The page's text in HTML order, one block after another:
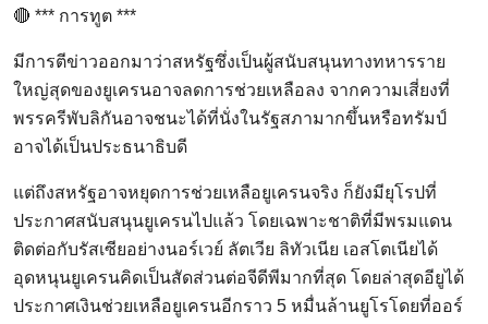
🔴 *** การทูต ***
มีการตีข่าวออกมาว่าสหรัฐซึ่งเป็นผู้สนับสนุนทางทหารราย
ใหญ่สุดของยูเครนอาจลดการช่วยเหลือลง จากความเสี่ยงที่
พรรครีพับลิกันอาจชนะได้ที่นั่งในรัฐสภามากขึ้นหรือทรัมป์
อาจได้เป็นประธนาธิบดี
แต่ถึงสหรัฐอาจหยุดการช่วยเหลือยูเครนจริง ก็ยังมียุโรปที่
ประกาศสนับสนุนยูเครนไปแล้ว โดยเฉพาะชาติที่มีพรมแดน
ติดต่อกับรัสเซียอย่างนอร์เวย์ ลัตเวีย ลิทัวเนีย เอสโตเนียได้
อุดหนุนยูเครนคิดเป็นสัดส่วนต่อจีดีพีมากที่สุด โดยล่าสุดอียูได้
ประกาศเงินช่วยเหลือยูเครนอีกราว 5 หมื่นล้านยูโรโดยที่ออร์